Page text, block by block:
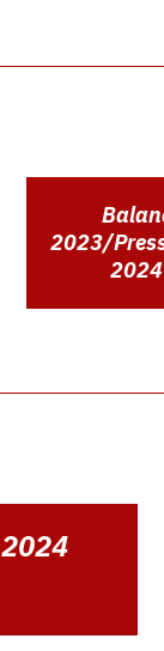
2023/
2024
2024